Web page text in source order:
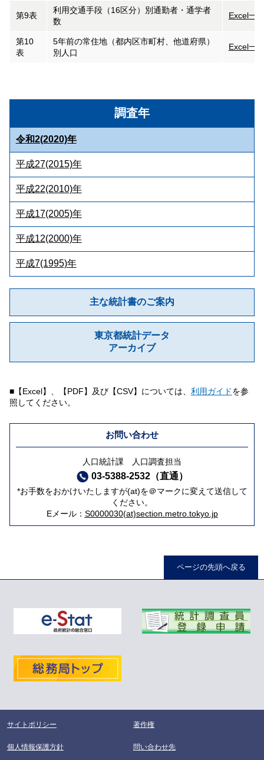
調査年
令和2(2020)年
平成27(2015)年
平成22(2010)年
平成17(2005)年
平成12(2000)年
平成7(1995)年
主な統計書のご案内
東京都統計データ
アーカイブ
第9表
利用交通手段（16区分）別通勤者・通学者
数
Excel一
第10
表
5年前の常住地（都内区市町村、他道府県）
別人口
Excel一
■【Excel】、【PDF】及び【CSV】については、 利用ガイドを参
照してください。
お問い合わせ
人口統計課 人口調査担当
03-5388-2532（直通）
*お手数をおかけいたしますが(at)を＠マークに変えて送信して
ください。
Eメール： S0000030(at)section.metro.tokyo.jp
ページの先頭へ戻る
サイトポリシー 著作権
個人情報保護方針 問い合わせ先